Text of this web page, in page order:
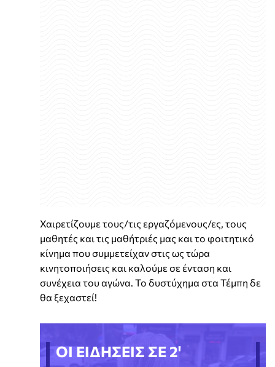
Χαιρετίζουμε τους/τις εργαζόμενους/ες, τους
μαθητές και τις μαθήτριές μας και το φοιτητικό
κίνημα που συμμετείχαν στις ως τώρα
κινητοποιήσεις και καλούμε σε ένταση και
συνέχεια του αγώνα. Το δυστύχημα στα Τέμπη δε
θα ξεχαστεί!
ΟΙ ΕΙΔΗΣΕΙΣ ΣΕ 2'